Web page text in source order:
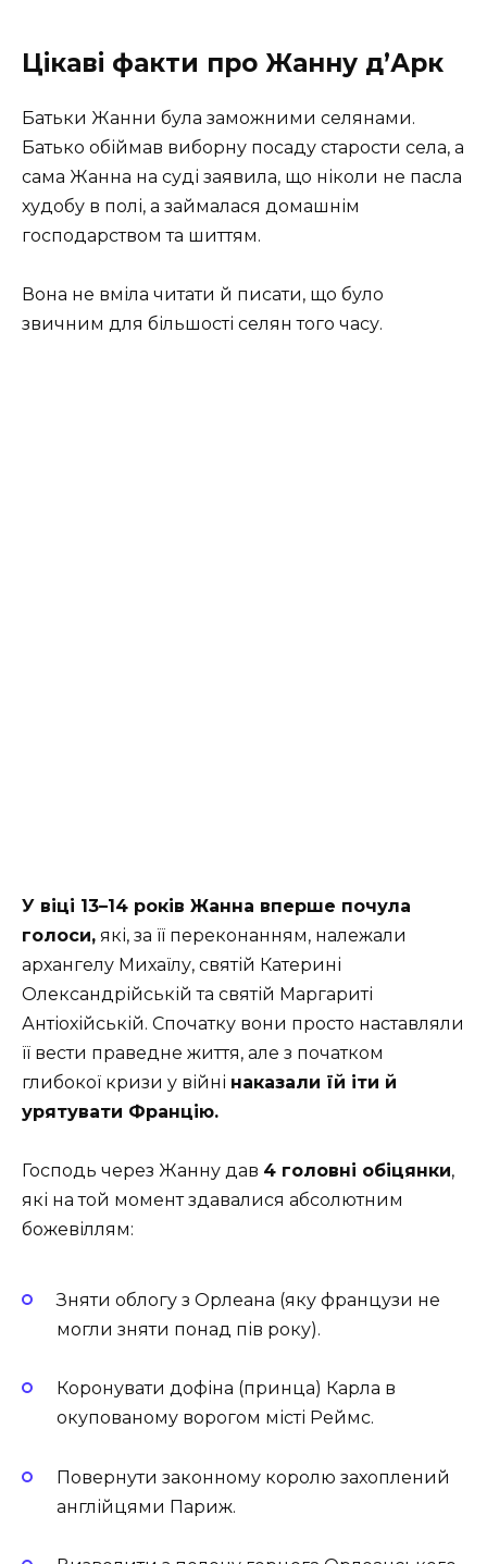
Цікаві факти про Жанну д’Арк
Батьки Жанни була заможними селянами.
Батько обіймав виборну посаду старости села, а
сама Жанна на суді заявила, що ніколи не пасла
худобу в полі, а займалася домашнім
господарством та шиттям.
Вона не вміла читати й писати, що було
звичним для більшості селян того часу.
У віці 13–14 років Жанна вперше почула
голоси, які, за її переконанням, належали
архангелу Михаїлу, святій Катерині
Олександрійській та святій Маргариті
Антіохійській. Спочатку вони просто наставляли
її вести праведне життя, але з початком
глибокої кризи у війні наказали їй іти й
урятувати Францію.
Господь через Жанну дав 4 головні обіцянки,
які на той момент здавалися абсолютним
божевіллям:
Зняти облогу з Орлеана (яку французи не
могли зняти понад пів року).
Коронувати дофіна (принца) Карла в
окупованому ворогом місті Реймс.
Повернути законному королю захоплений
англійцями Париж.